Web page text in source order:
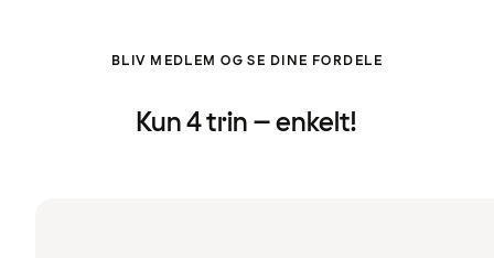
BLIV MEDLEM OG SE DINE FORDELE
Kun 4 trin – enkelt!